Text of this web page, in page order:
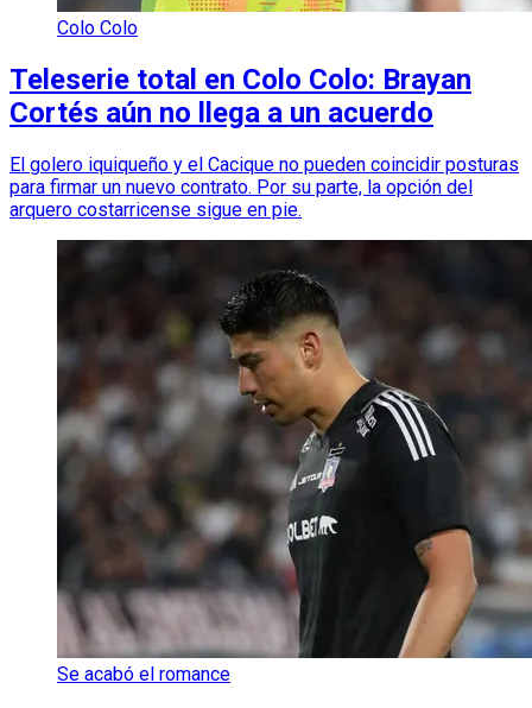
Colo Colo
Teleserie total en Colo Colo: Brayan
Cortés aún no llega a un acuerdo
El golero iquiqueño y el Cacique no pueden coincidir posturas
para firmar un nuevo contrato. Por su parte, la opción del
arquero costarricense sigue en pie.
Se acabó el romance